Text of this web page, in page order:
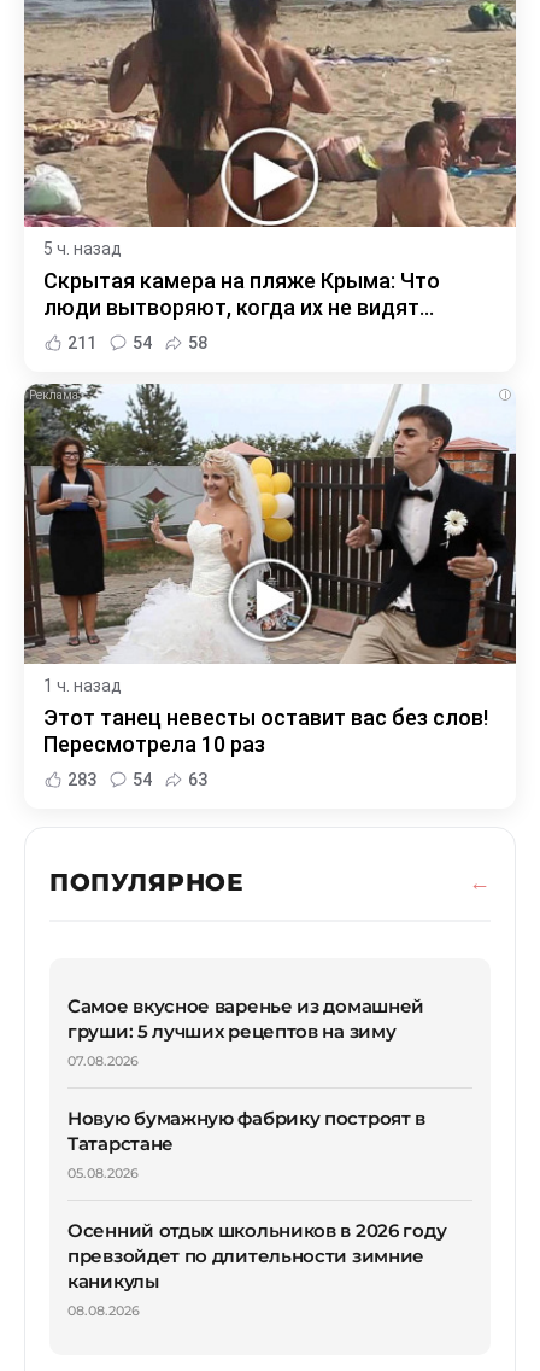
5 ч. назад
Скрытая камера на пляже Крыма: Что
люди вытворяют, когда их не видят...
211 54 58
i
1 ч. назад
Этот танец невесты оставит вас без слов!
Пересмотрела 10 раз
283 54 63
ПОПУЛЯРНОЕ
Самое вкусное варенье из домашней
груши: 5 лучших рецептов на зиму
07.08.2026
Новую бумажную фабрику построят в
Татарстане
05.08.2026
Осенний отдых школьников в 2026 году
превзойдет по длительности зимние
каникулы
08.08.2026